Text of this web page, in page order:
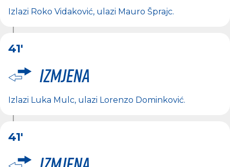
Izlazi Roko Vidaković, ulazi Mauro Šprajc.
41'
Izmjena
Izlazi Luka Mulc, ulazi Lorenzo Dominković.
41'